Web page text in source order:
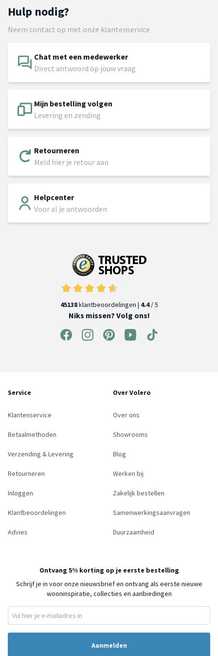
Hulp nodig?
Neem contact op met onze klantenservice
Chat met een medewerker
Direct antwoord op jouw vraag
Mijn bestelling volgen
Levering en zending
Retourneren
Meld hier je retour aan
Helpcenter
Voor al je antwoorden
45138klantbeoordelingen | 4.4/ 5
Niks missen? Volg ons!
Service
Klantenservice
Betaalmethoden
Verzending & Levering
Retourneren
Inloggen
Klantbeoordelingen
Advies
Over Volero
Over ons
Showrooms
Blog
Werken bij
Zakelijk bestellen
Samenwerkingsaanvragen
Duurzaamheid
Ontvang 5% korting op je eerste bestelling
Schrijf je in voor onze nieuwsbrief en ontvang als eerste nieuwe
wooninspiratie, collecties en aanbiedingen
Aanmelden